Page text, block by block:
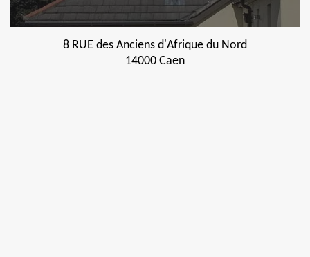
8 RUE des Anciens d'Afrique du Nord
14000 Caen